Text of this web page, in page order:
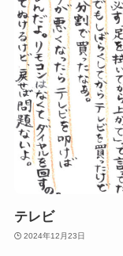
テレビ
2024年12月23日